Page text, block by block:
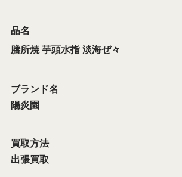
品名
膳所焼 芋頭水指 淡海ぜ々
ブランド名
陽炎園
買取方法
出張買取